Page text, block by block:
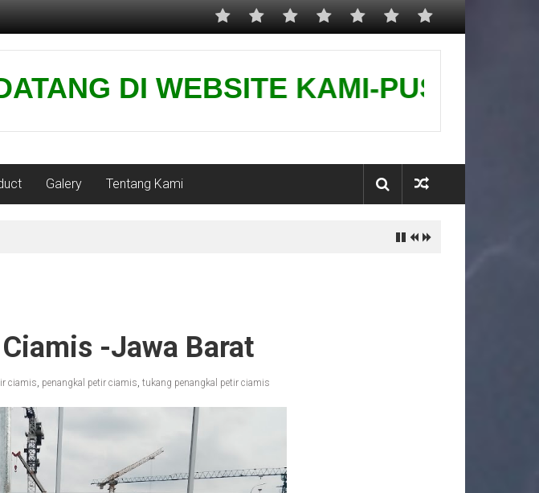
DI WEBSITE KAMI-PUSAT
Galery Tentang Kami
-jawa Barat
ciamis, penangkal petir ciamis, tukang penangkal petir ciamis